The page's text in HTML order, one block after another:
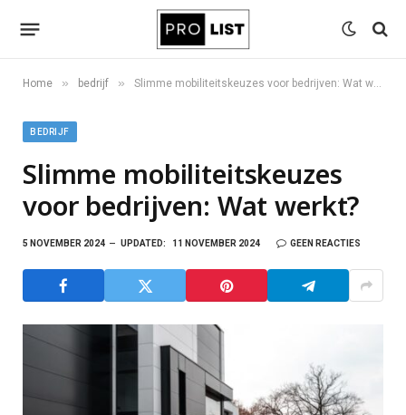
Home » bedrijf » Slimme mobiliteitskeuzes voor bedrijven: Wat werkt?
BEDRIJF
Slimme mobiliteitskeuzes
voor bedrijven: Wat werkt?
5 NOVEMBER 2024 UPDATED: 11 NOVEMBER 2024 GEEN REACTIES